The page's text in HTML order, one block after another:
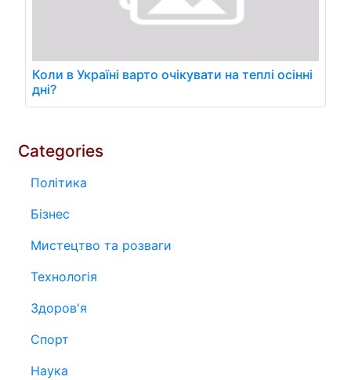
Коли в Україні варто очікувати на теплі осінні
дні?
Categories
Політика
Бізнес
Мистецтво та розваги
Технологія
Здоров'я
Спорт
Наука